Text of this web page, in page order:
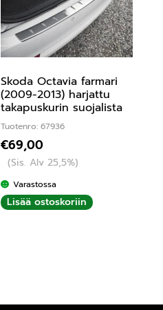
Skoda Octavia farmari
(2009-2013) harjattu
takapuskurin suojalista
Tuotenro: 67936
€69,00
(Sis. Alv 25,5%)
Varastossa
Lisää ostoskoriin